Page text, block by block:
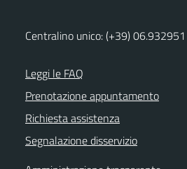
Centralino unico: (+39) 06.932951
Leggi le FAQ
Prenotazione appuntamento
Richiesta assistenza
Segnalazione disservizio